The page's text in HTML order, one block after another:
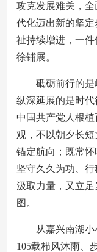
攻克发展难关，
代化迈出新的坚
祉持续增进，一
徐铺展。
砥砺前行的是
纵深延展的是时
中国共产党人根
观，不以朝夕长
锚定航向；既常
坚守久久为功、
汲取力量，又立
图。
从嘉兴南湖
105载栉风沐雨、